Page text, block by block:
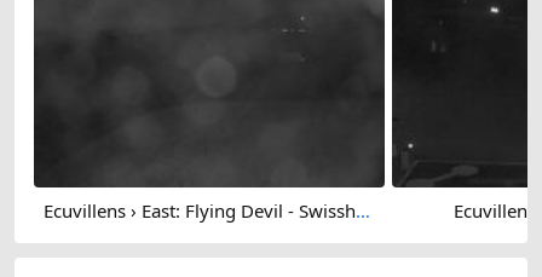
Ecuvillens › East: Flying Devil - Swissheliclub Ecuvillens